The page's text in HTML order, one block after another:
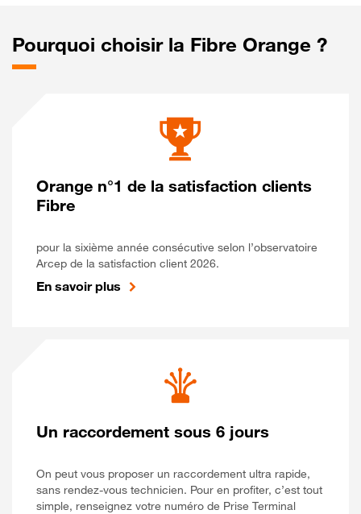
Pourquoi choisir la Fibre Orange ?
Orange n°1 de la satisfaction clients
Fibre
pour la sixième année consécutive selon l’observatoire
Arcep de la satisfaction client 2026.
En savoir plus
Un raccordement sous 6 jours
On peut vous proposer un raccordement ultra rapide,
sans rendez-vous technicien. Pour en profiter, c’est tout
simple, renseignez votre numéro de Prise Terminal